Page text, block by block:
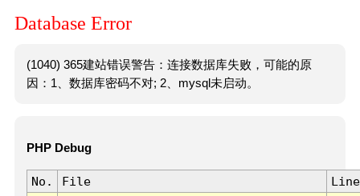
Database Error
(1040) 365建站错误警告：连接数据库失败，可能的原
因：1、数据库密码不对; 2、mysql未启动。
PHP Debug
No. File
Line